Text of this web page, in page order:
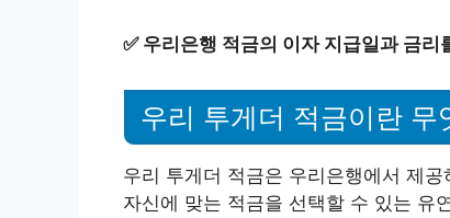
✅ 우리은행 적금의 이자 지급일과 금리
우리 투게더 적금이란 무
우리 투게더 적금은 우리은행에서 제
자신에 맞는 적금을 선택할 수 있는 유